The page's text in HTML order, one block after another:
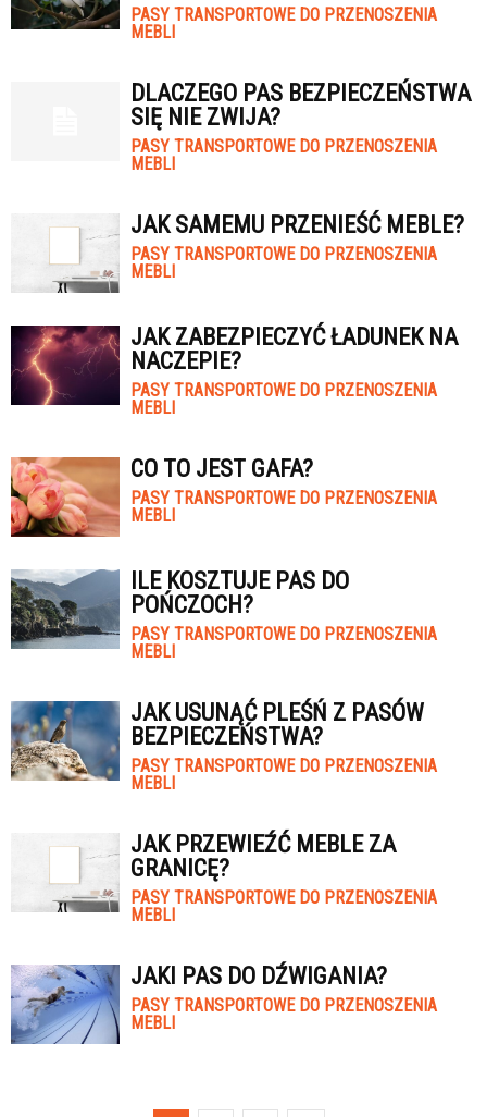
PASY TRANSPORTOWE DO PRZENOSZENIA
MEBLI
DLACZEGO PAS BEZPIECZEŃSTWA
SIĘ NIE ZWIJA?
PASY TRANSPORTOWE DO PRZENOSZENIA
MEBLI
JAK SAMEMU PRZENIEŚĆ MEBLE?
PASY TRANSPORTOWE DO PRZENOSZENIA
MEBLI
JAK ZABEZPIECZYĆ ŁADUNEK NA
NACZEPIE?
PASY TRANSPORTOWE DO PRZENOSZENIA
MEBLI
CO TO JEST GAFA?
PASY TRANSPORTOWE DO PRZENOSZENIA
MEBLI
ILE KOSZTUJE PAS DO
POŃCZOCH?
PASY TRANSPORTOWE DO PRZENOSZENIA
MEBLI
JAK USUNĄĆ PLEŚŃ Z PASÓW
BEZPIECZEŃSTWA?
PASY TRANSPORTOWE DO PRZENOSZENIA
MEBLI
JAK PRZEWIEŹĆ MEBLE ZA
GRANICĘ?
PASY TRANSPORTOWE DO PRZENOSZENIA
MEBLI
JAKI PAS DO DŹWIGANIA?
PASY TRANSPORTOWE DO PRZENOSZENIA
MEBLI